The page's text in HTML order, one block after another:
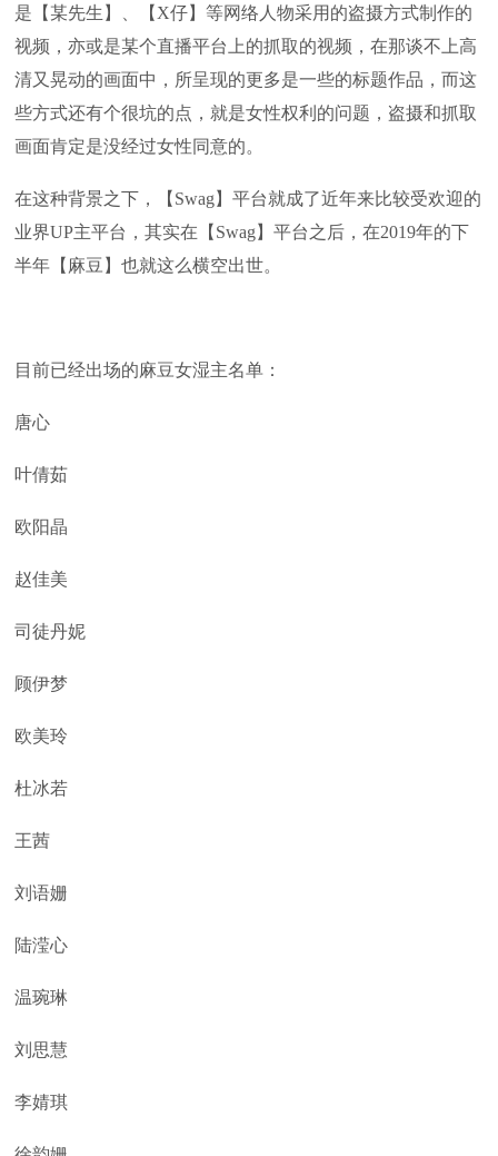
是【某先生】、【X仔】等网络人物采用的盗摄方式制作的
视频，亦或是某个直播平台上的抓取的视频，在那谈不上高
清又晃动的画面中，所呈现的更多是一些的标题作品，而这
些方式还有个很坑的点，就是女性权利的问题，盗摄和抓取
画面肯定是没经过女性同意的。
在这种背景之下，【Swag】平台就成了近年来比较受欢迎的
业界UP主平台，其实在【Swag】平台之后，在2019年的下
半年【麻豆】也就这么横空出世。
目前已经出场的麻豆女湿主名单：
唐心
叶倩茹
欧阳晶
赵佳美
司徒丹妮
顾伊梦
欧美玲
杜冰若
王茜
刘语姗
陆滢心
温琬琳
刘思慧
李婧琪